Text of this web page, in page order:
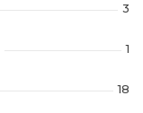
3
1
18